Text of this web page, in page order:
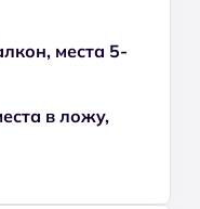
места 5-
в ложy,